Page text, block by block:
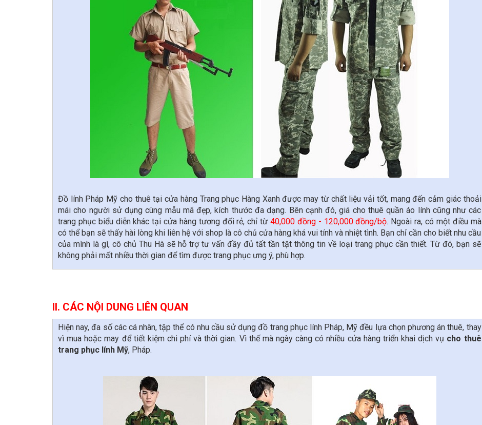
Đồ lính Pháp Mỹ cho thuê tại cửa hàng Trang phục Hàng Xanh được may từ chất liệu vải tốt, mang đến cảm giác thoải
mái cho người sử dụng cùng mẫu mã đẹp, kích thước đa dạng. Bên cạnh đó, giá cho thuê quần áo lính cũng như các
trang phục biểu diễn khác tại cửa hàng tương đối rẻ, chỉ từ40,000 đồng - 120,000 đồng/bộ. Ngoài ra, có một điều mà
có thể bạn sẽ thấy hài lòng khi liên hệ với shop là cô chủ cửa hàng khá vui tính và nhiệt tình. Bạn chỉ cần cho biết nhu cầu
của mình là gì, cô chủ Thu Hà sẽ hỗ trợ tư vấn đầy đủ tất tần tật thông tin về loại trang phục cần thiết. Từ đó, bạn sẽ
không phải mất nhiều thời gian để tìm được trang phục ưng ý, phù hợp.
II. CÁC NỘI DUNG LIÊN QUAN
Hiện nay, đa số các cá nhân, tập thể có nhu cầu sử dụng đồ trang phục lính Pháp, Mỹ đều lựa chọn phương án thuê, thay
vì mua hoặc may để tiết kiệm chi phí và thời gian. Vì thế mà ngày càng có nhiều cửa hàngtriển khai dịch vụ cho thuê
trang phục lính Mỹ, Pháp.